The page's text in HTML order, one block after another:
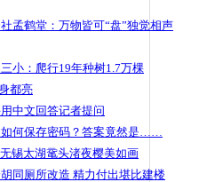
社孟鹤堂：万物皆可“盘”独觉相声
小：爬行19年种树1.7万棵
都亮
中文回答记者提问
何保存密码？答案竟然是……
锡太湖鼋头渚夜樱美如画
同厕所改造 精力付出堪比建楼